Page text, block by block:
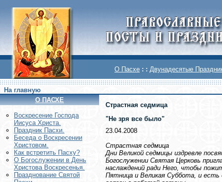
О Пасхе : : Двунадесятые
На главную
О ПАСХЕ
Воскреcение Господа
Иисуса Христа.
Праздник Пасхи.
Беседа о Воскресении
Христовом.
Как встретить Пасху?
О Богослужении в День
Христова Воскресенья.
Празднование Святой
Страстная седмица
"Не зря все было"
23.04.2008
Страстная седмица
Дни Великой седмицы издревле
Богослужении Святая Церковь
наслаждений ради Него, чтобы
Пятница и Великая Суббота, и есть